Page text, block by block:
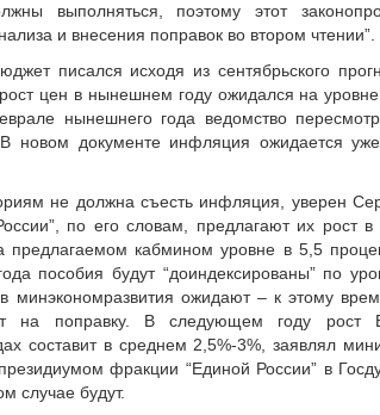
выполняться, поэтому этот
и внесения поправок во втором чтении”.
писался исходя из сентябрьского
цен в нынешнем году ожидался на уровне
нынешнего года ведомство
В новом документе инфляция ожидается
не должна съесть инфляция, уверен
по его словам, предлагают их рост в
кабмином уровне в 5,5
пособия будут “доиндексированы” по
минэкономразвития ожидают – к этому
на поправку. В следующем году рост
составит в среднем 2,5%-3%, заявлял
фракции “Единой России” в
случае будут.